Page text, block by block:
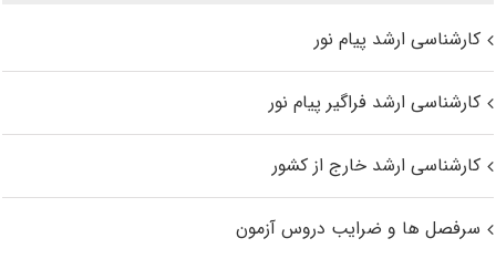
کارشناسی ارشد پیام نور
کارشناسی ارشد فراگیر پیام نور
کارشناسی ارشد خارج از کشور
سرفصل ها و ضرایب دروس آزمون